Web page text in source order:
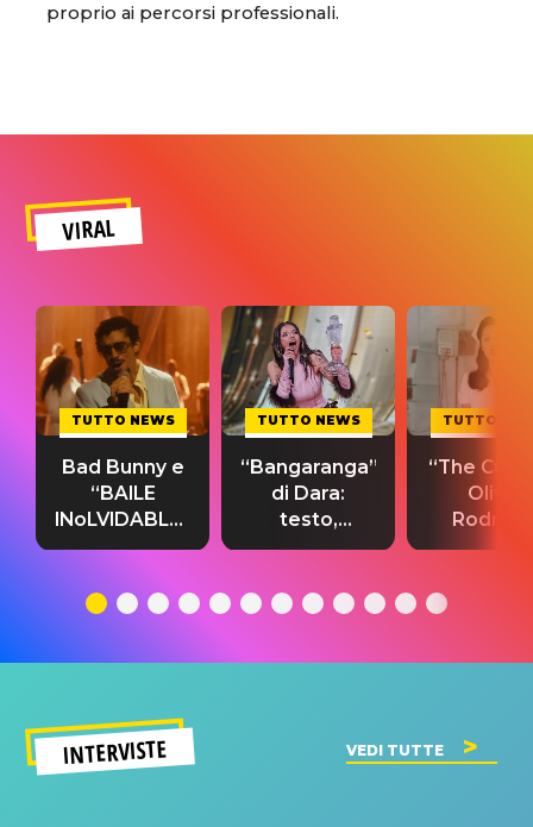
proprio ai percorsi professionali.
VIRAL
TUTTO NEWS
Bad Bunny e
“BAILE
INoLVIDABLE”:
testo,
significato
TUTTO NEWS
“Bangaranga”
di Dara:
testo,
traduzione e
del singolo
TUTTO
“The
Olivia
testo,
INTERVISTE VEDI TUTTE